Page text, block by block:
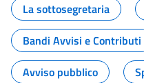
La sottosegretaria
Bandi Avvisi e Contributi
Avviso pubblico